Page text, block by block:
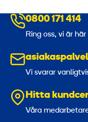
0800 171 414
Ring oss, vi är
Vi svarar
Hitta
Våra